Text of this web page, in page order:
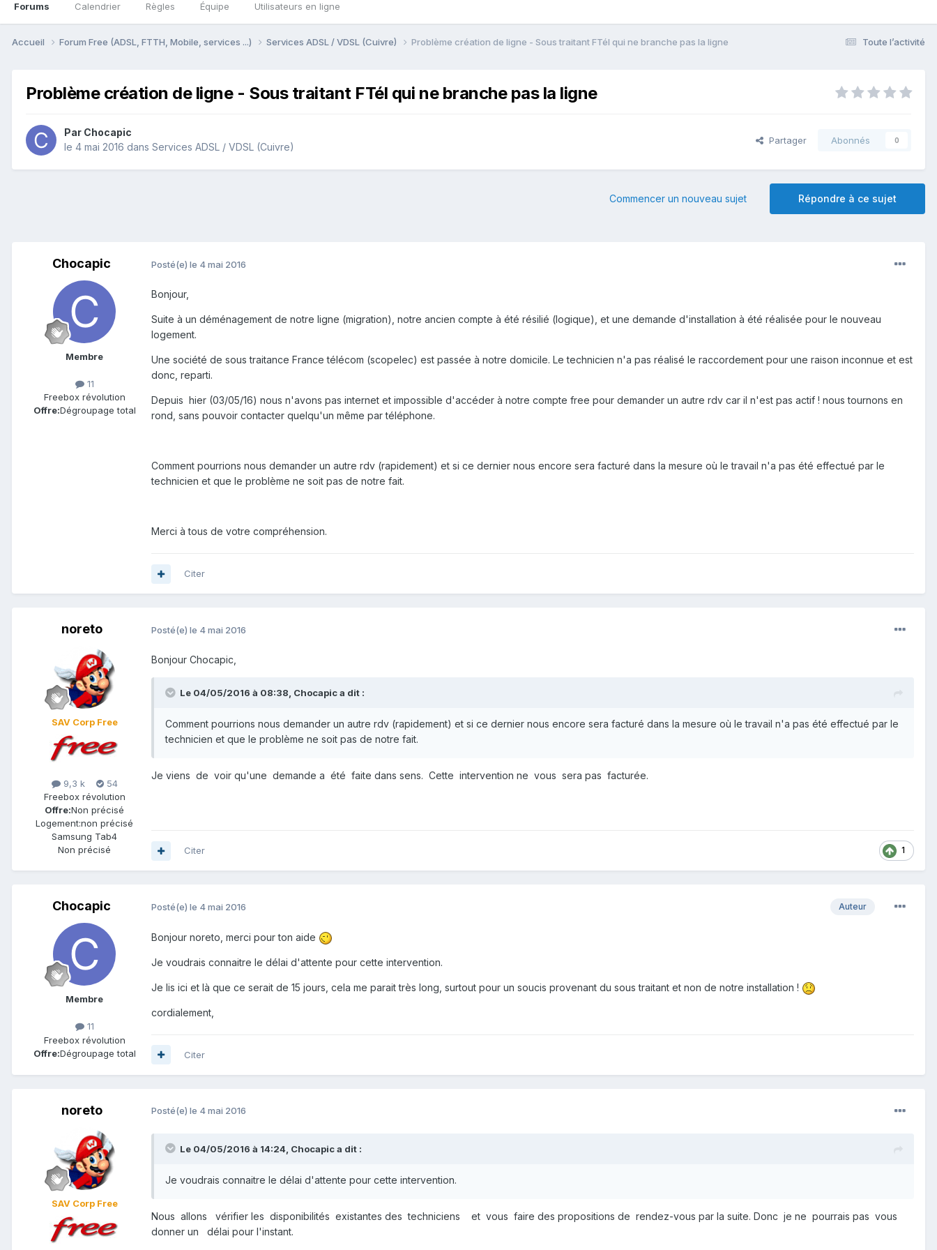
Forums Calendrier Règles Équipe Utilisateurs en ligne
Toute l’activité
Accueil Forum Free (ADSL, FTTH, Mobile, services ...) Services ADSL / VDSL (Cuivre) Problème création de ligne - Sous traitant FTél qui ne branche pas la ligne
Problème création de ligne - Sous traitant FTél qui ne branche pas la ligne
Par Chocapic
le 4 mai 2016 dans Services ADSL / VDSL (Cuivre)
Partager Abonnés 0
Répondre à ce sujet
Commencer un nouveau sujet
Chocapic
Membre
11
Freebox révolution
Offre:Dégroupage total
Posté(e) le 4 mai 2016
Bonjour,
Suite à un déménagement de notre ligne (migration), notre ancien compte à été résilié (logique), et une demande d'installation à été réalisée pour le nouveau
logement.
Une société de sous traitance France télécom (scopelec) est passée à notre domicile. Le technicien n'a pas réalisé le raccordement pour une raison inconnue et est
donc, reparti.
Depuis hier (03/05/16) nous n'avons pas internet et impossible d'accéder à notre compte free pour demander un autre rdv car il n'est pas actif ! nous tournons en
rond, sans pouvoir contacter quelqu'un même par téléphone.
Comment pourrions nous demander un autre rdv (rapidement) et si ce dernier nous encore sera facturé dans la mesure où le travail n'a pas été effectué par le
technicien et que le problème ne soit pas de notre fait.
Merci à tous de votre compréhension.
Citer
noreto
SAV Corp Free
9,3 k
54
Freebox révolution
Offre:Non précisé
Logement:non précisé
Samsung Tab4
Non précisé
Posté(e) le 4 mai 2016
Bonjour Chocapic,
Le 04/05/2016 à 08:38, Chocapica dit :
Comment pourrions nous demander un autre rdv (rapidement) et si ce dernier nous encore sera facturé dans la mesure où le travail n'a pas été effectué par le
technicien et que le problème ne soit pas de notre fait.
Je viens de voir qu'une demande a été faite dans sens. Cette intervention ne vous sera pas facturée.
1
Citer
Chocapic
Membre
11
Freebox révolution
Offre:Dégroupage total
Auteur
Posté(e) le 4 mai 2016
Bonjour noreto, merci pour ton aide
Je voudrais connaitre le délai d'attente pour cette intervention.
Je lis ici et là que ce serait de 15 jours, cela me parait très long, surtout pour un soucis provenant du sous traitant et non de notre installation !
cordialement,
Citer
noreto
SAV Corp Free
Posté(e) le 4 mai 2016
Le 04/05/2016 à 14:24, Chocapica dit :
Je voudrais connaitre le délai d'attente pour cette intervention.
Nous allons vérifier les disponibilités existantes des techniciens et vous faire des propositions de rendez-vous par la suite. Donc je ne pourrais pas vous
donner un délai pour l'instant.